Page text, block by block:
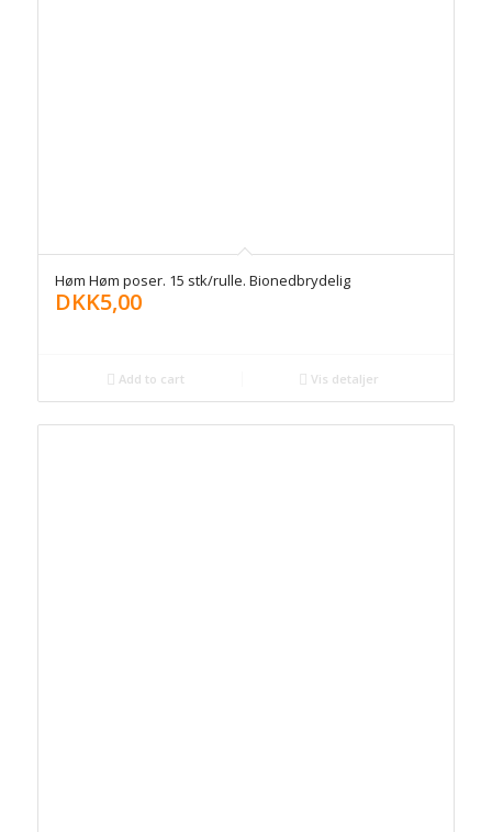
Høm Høm poser. 15 stk/rulle. Bionedbrydelig
DKK5,00
Add to cart Vis detaljer